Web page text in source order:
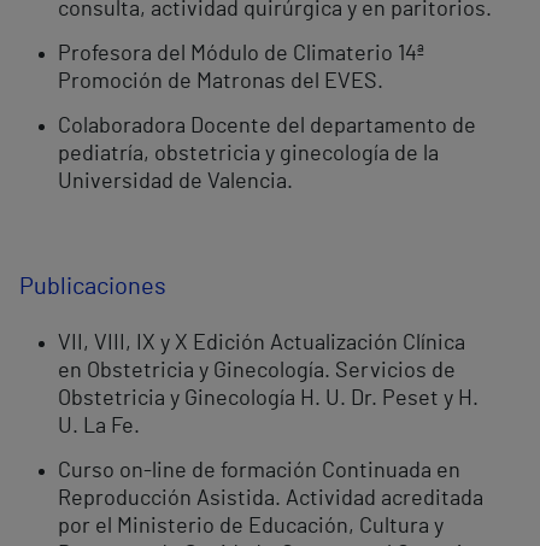
consulta, actividad quirúrgica y en paritorios.
Profesora del Módulo de Climaterio 14ª
Promoción de Matronas del EVES.
Colaboradora Docente del departamento de
pediatría, obstetricia y ginecología de la
Universidad de Valencia.
Publicaciones
VII, VIII, IX y X Edición Actualización Clínica
en Obstetricia y Ginecología. Servicios de
Obstetricia y Ginecología H. U. Dr. Peset y H.
U. La Fe.
Curso on-line de formación Continuada en
Reproducción Asistida. Actividad acreditada
por el Ministerio de Educación, Cultura y